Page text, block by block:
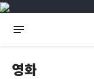
영화